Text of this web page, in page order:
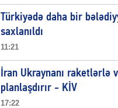
Türkiyədə daha bir
saxlanıldı
11:21
İran Ukraynanı raketlərlə
planlaşdırır - KİV
17:22